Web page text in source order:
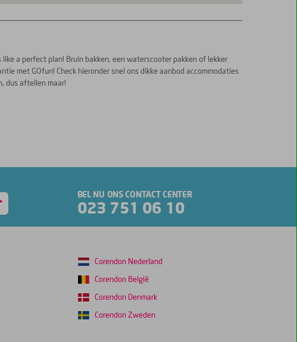
a perfect plan! Bruin bakken, een waterscooter pakken of lekker
met GOfun! Check hieronder snel ons dikke aanbod accommodaties
dus aftellen maar!
BEL NU ONS CONTACT CENTER
023 751 06 10
Corendon Nederland
Corendon België
Corendon Denmark
Corendon Zweden